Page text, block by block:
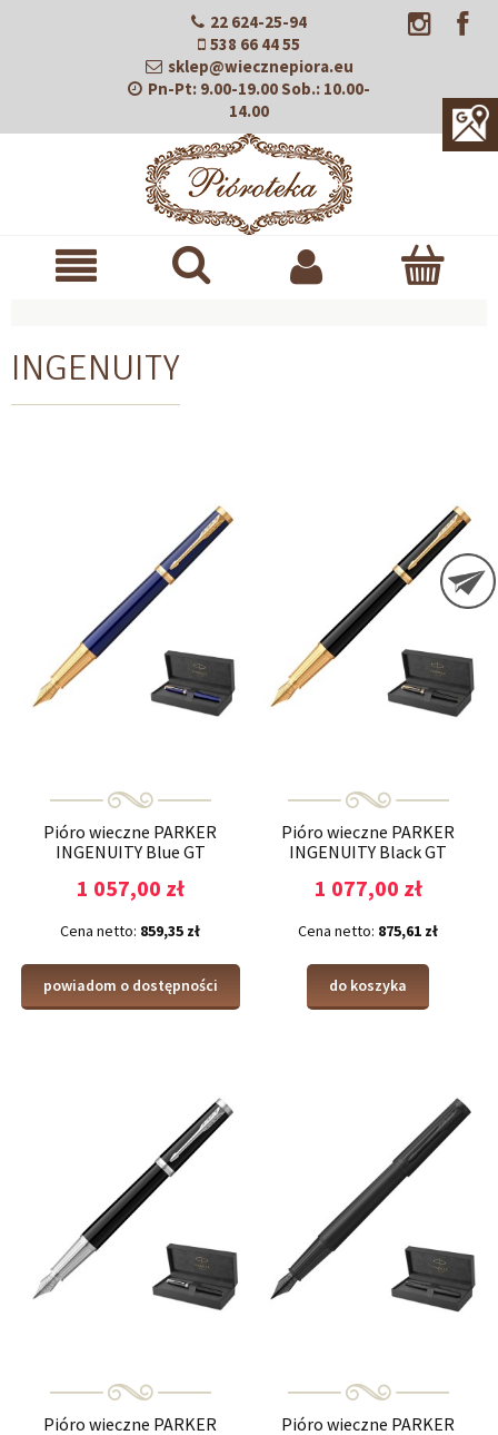
22 624-25-94
538 66 44 55
sklep@wiecznepiora.eu
Pn-Pt: 9.00-19.00Sob.: 10.00-
14.00
INGENUITY
Pióro wieczne PARKER
INGENUITY Blue GT
1 057,00 zł
Cena netto: 859,35 zł
powiadom o dostępności
Pióro wieczne PARKER
INGENUITY Black GT
1 077,00 zł
Cena netto: 875,61 zł
do koszyka
Pióro wieczne PARKER
Pióro wieczne PARKER